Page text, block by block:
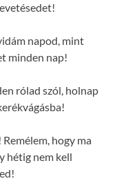
napod, mint
minden nap!
rólad szól, holnap
hogy ma
hétig nem kell